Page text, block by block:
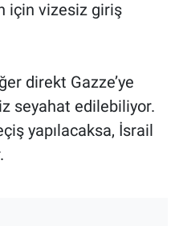
için vizesiz giriş
direkt Gazze’ye
seyahat edilebiliyor.
yapılacaksa, İsrail